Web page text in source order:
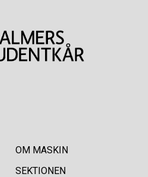
OM MASKIN
SEKTIONEN